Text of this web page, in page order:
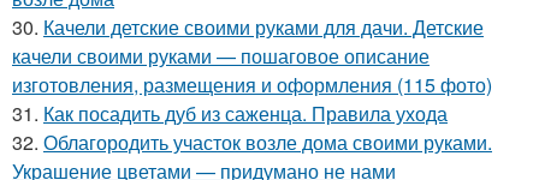
30. Качели детские своими руками для дачи. Детские
качели своими руками — пошаговое описание
изготовления, размещения и оформления (115 фото)
31. Как посадить дуб из саженца. Правила ухода
32. Облагородить участок возле дома своими руками.
Украшение цветами — придумано не нами